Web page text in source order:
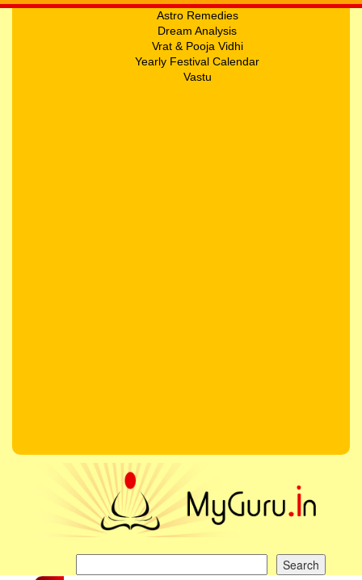
Astro Remedies
Dream Analysis
Vrat & Pooja Vidhi
Yearly Festival Calendar
Vastu